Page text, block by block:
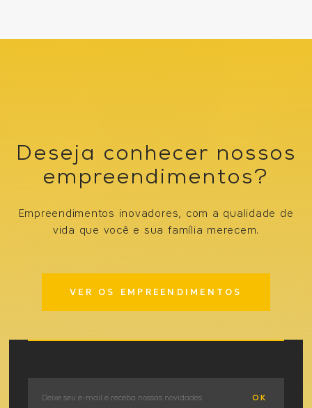
Deseja conhecer nossos
empreendimentos?
Empreendimentos inovadores, com a qualidade de
vida que você e sua família merecem.
VER OS EMPREENDIMENTOS
OK